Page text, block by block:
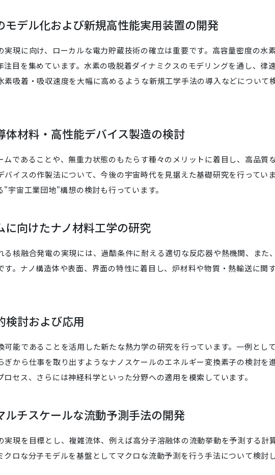
モデル化および新規高性能実用装置の開発
実現に向け、ローカルな電力貯蔵技術の確立は重要です。高容量密度の水
目を集めています。水素の吸脱着ダイナミクスのモデリングを通し、律
素吸着・吸収速度を大幅に高めるような新規工学手法の導入などについて
体材料・高性能デバイス製造の検討
ムであることや、無重力状態のもたらす種々のメリットに着目し、高品質
イスの作製法について、今後の宇宙時代を見据えた基礎研究を行っていま
宇宙工業団地"構想の検討も行っています。
に向けたナノ材料工学の研究
核融合発電の実現には、過酷条件に耐える適切な反応器や熱機関、また、
。ナノ構造体や表面、界面の特性に着目し、炉材料や物質・熱輸送に関
検討および応用
能であることを活用した新たな熱力学の研究を行っています。一例として
から仕事を取り出すようなナノスケールのエネルギー変換素子の検討を
セス、さらには神経科学といった分野への適用を模索しています。
ルチスケールな流動予測手法の開発
実現を目標とし、複雑流体、例えば高分子溶融体の流動挙動を予測する計
ロな分子モデルを基盤としてマクロな流動予測を行う手法について検討